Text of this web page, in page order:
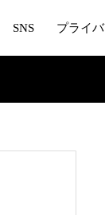
SNS プライ